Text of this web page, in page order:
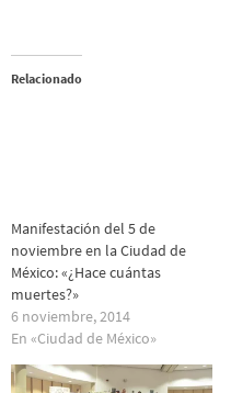
Relacionado
Manifestación del 5 de
noviembre en la Ciudad de
México: «¿Hace cuántas
muertes?»
6 noviembre, 2014
En «Ciudad de México»